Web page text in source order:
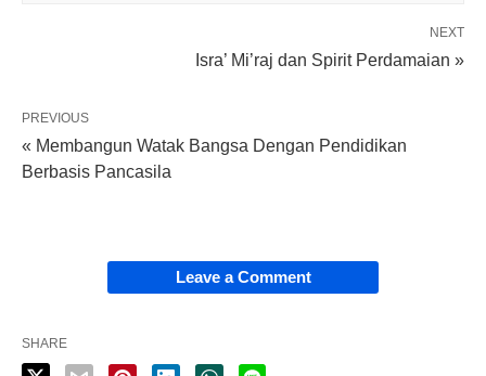
NEXT
Isra’ Mi’raj dan Spirit Perdamaian »
PREVIOUS
« Membangun Watak Bangsa Dengan Pendidikan
Berbasis Pancasila
Leave a Comment
SHARE